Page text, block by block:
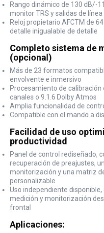
Rango dinámico de 130 dB/-
monitor TRS y salidas de línea
Reloj propietario AFCTM de
detalle inigualable de detalle
Completo sistema de
(opcional)
Más de 23 formatos
envolvente e inmersivo
Procesamiento de
canales o 9.1.6 Dolby Atmos
Amplia funcionalidad de
Compatible con el mando a
Facilidad de uso
productividad
Panel de control rediseñado,
recuperación de preajustes,
monitorización y una matriz
personalizable
Uso independiente
medición y monitorización
frontal
Aplicaciones: